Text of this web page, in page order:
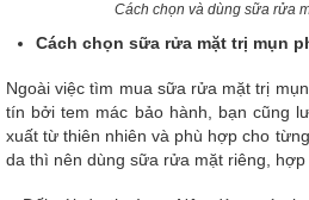
Cách chọn và dùng sữa rửa
Cách chọn sữa rửa mặt trị mụn
Ngoài việc tìm mua sữa rửa mặt trị
tín bởi tem mác bảo hành, bạn cũng
xuất từ thiên nhiên và phù hợp cho
da thì nên dùng sữa rửa mặt riêng, hợp